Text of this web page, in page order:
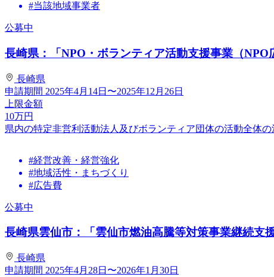
#当該地域事業者
公募中
長崎県：「NPO・ボランティア活動支援事業（NPO
長崎県
申請期間 2025年4月14日〜2025年12月26日
上限金額
10万円
県内の特定非営利活動法人及びボランティア団体の活動全体
#経営改善・経営強化
#地域活性・まちづくり
#広告費
公募中
長崎県雲仙市：「雲仙市燃油高騰等対策事業継続支
長崎県
申請期間 2025年4月28日〜2026年1月30日